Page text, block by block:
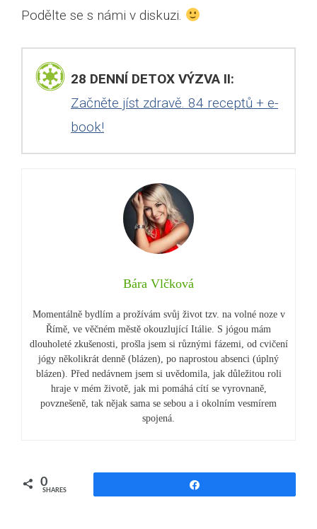
Podělte se s námi v diskuzi.
28 DENNÍ DETOX VÝZVA II:
Začněte jíst zdravě. 84 receptů + e-
book!
Bára Vlčková
Momentálně bydlím a prožívám svůj život tzv. na volné noze v
Římě, ve věčném městě okouzlující Itálie. S jógou mám
dlouholeté zkušenosti, prošla jsem si různými fázemi, od cvičení
jógy několikrát denně (blázen), po naprostou absenci (úplný
blázen). Před nedávnem jsem si uvědomila, jak důležitou roli
hraje v mém životě, jak mi pomáhá cítí se vyrovnaně,
povznešeně, tak nějak sama se sebou a i okolním vesmírem
spojená.
0
SHARES